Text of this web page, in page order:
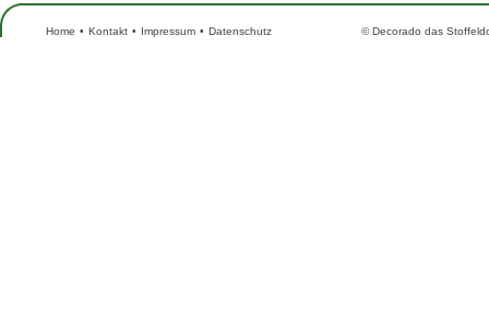
Home • Kontakt • Impressum • Datenschutz © Decorado das